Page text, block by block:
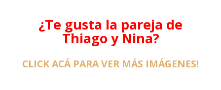
¿Te gusta la pareja de
Thiago y Nina?
CLICK ACÁ PARA VER MÁS IMÁGENES!